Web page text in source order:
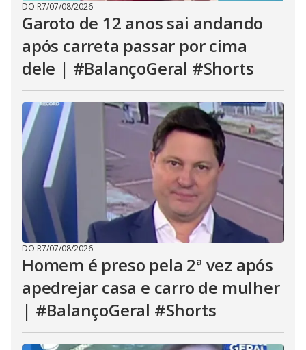
DO R7/07/08/2026
Garoto de 12 anos sai andando
após carreta passar por cima
dele | #BalançoGeral #Shorts
DO R7/07/08/2026
Homem é preso pela 2ª vez após
apedrejar casa e carro de mulher
| #BalançoGeral #Shorts